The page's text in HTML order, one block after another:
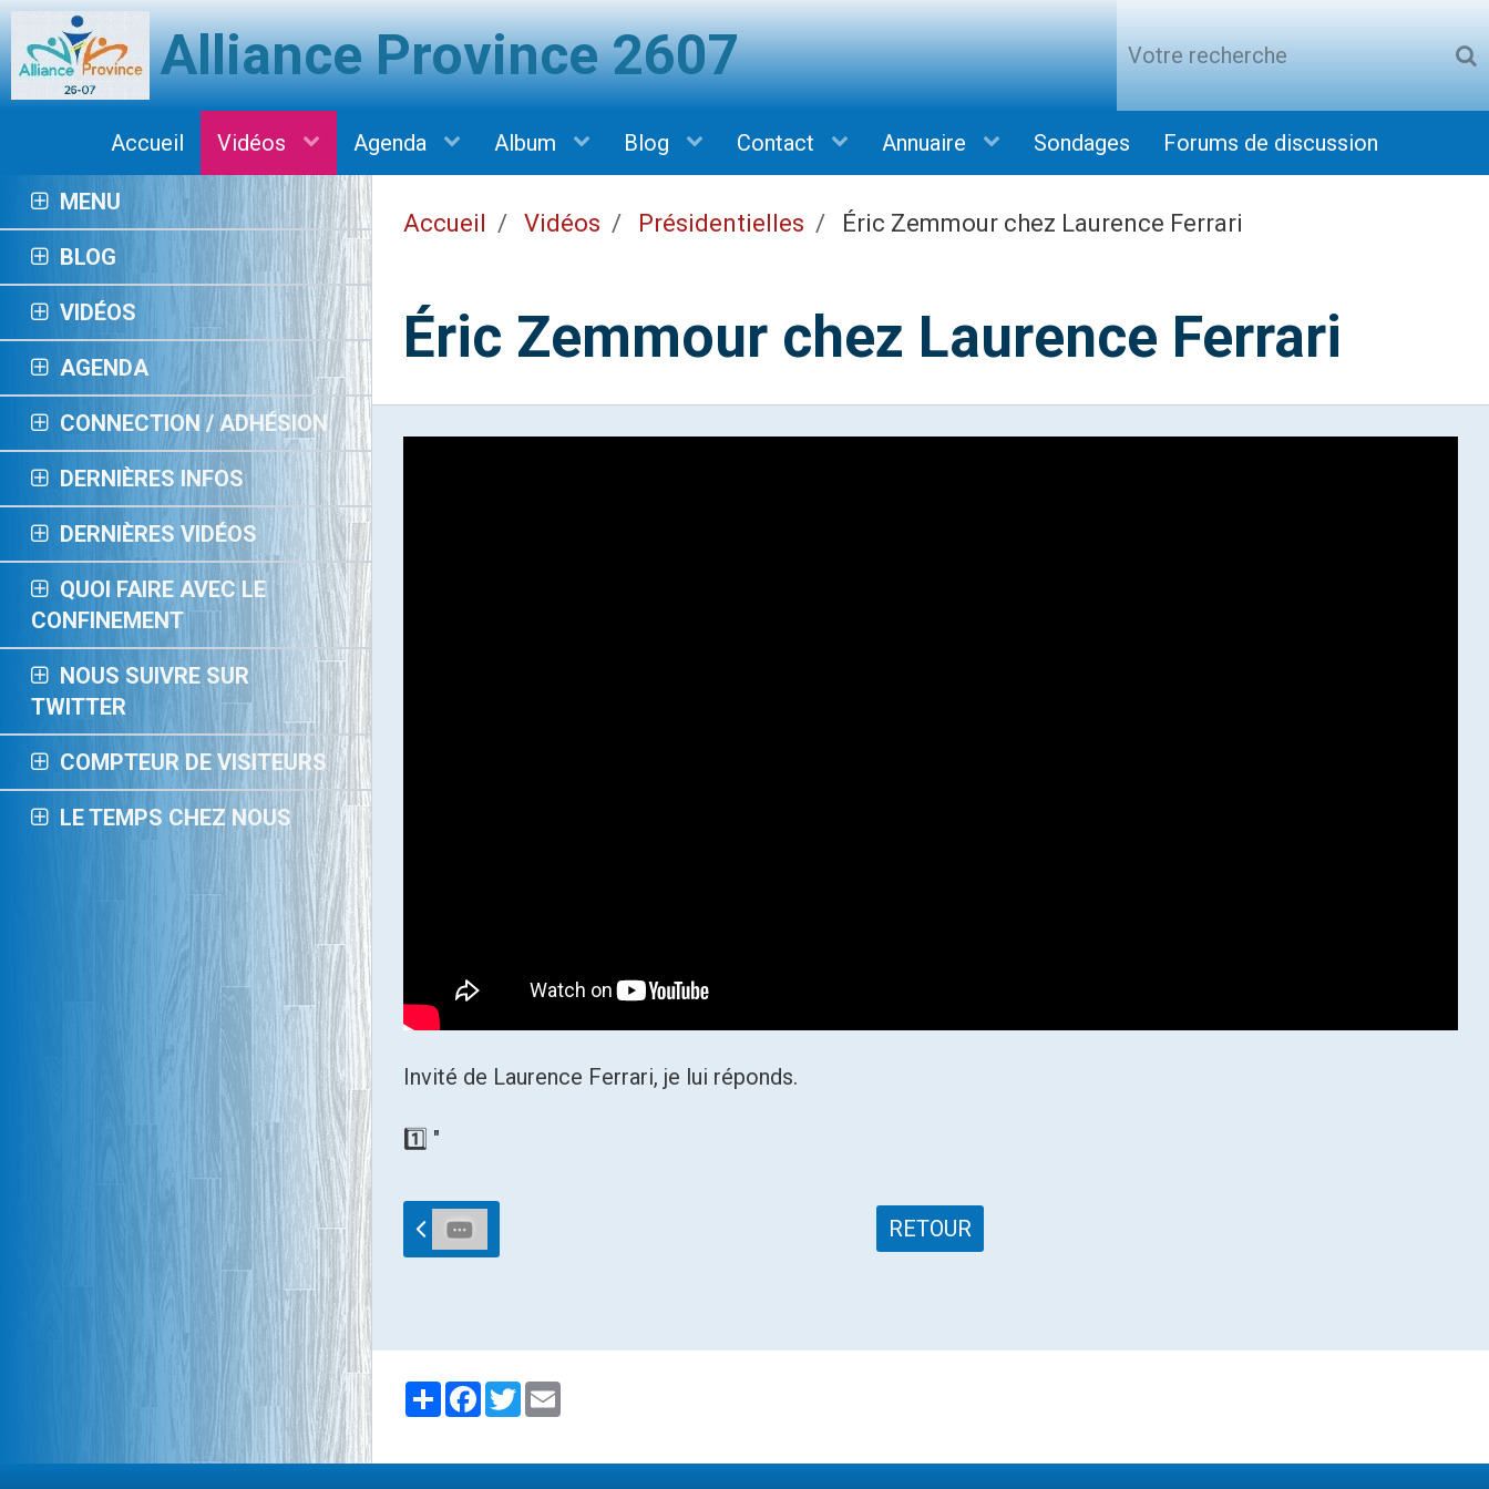
Alliance Province 2607
Accueil Vidéos Agenda Album Blog Contact Annuaire Sondages Forums de discussion
Accueil Vidéos Présidentielles Éric Zemmour chez Laurence Ferrari
Éric Zemmour chez Laurence Ferrari
Invité de Laurence Ferrari, je lui réponds.
1️⃣ "
RETOUR
PartagerFacebook
Twitter
MENU
BLOG
VIDÉOS
AGENDA
CONNECTION / ADHÉSION
DERNIÈRES INFOS
DERNIÈRES VIDÉOS
QUOI FAIRE AVEC LE
CONFINEMENT
NOUS SUIVRE SUR
TWITTER
COMPTEUR DE VISITEURS
LE TEMPS CHEZ NOUS